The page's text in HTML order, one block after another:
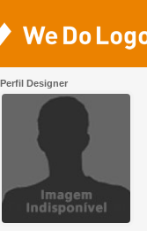
Perfil Designer